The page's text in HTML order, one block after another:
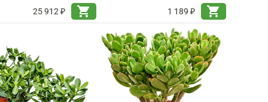
25 912 ₽
shopping_cart
1 189 ₽
shopping_cart